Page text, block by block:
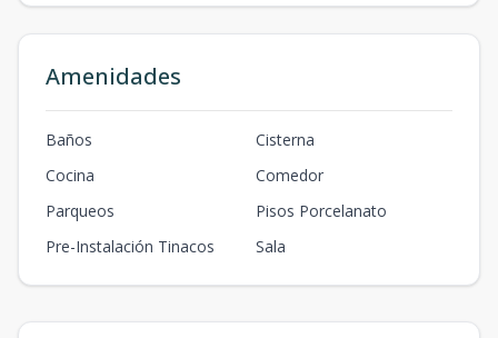
Amenidades
Baños
Cisterna
Cocina
Comedor
Parqueos
Pisos Porcelanato
Pre-Instalación Tinacos
Sala